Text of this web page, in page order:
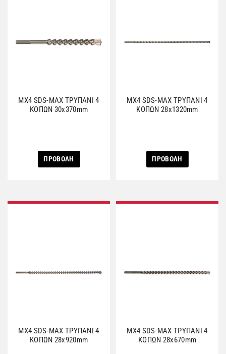
MX4 SDS-MAX ΤΡΥΠΑΝΙ 4
ΚΟΠΩΝ 30x370mm
ΠΡΟΒΟΛΗ
MX4 SDS-MAX ΤΡΥΠΑΝΙ 4
ΚΟΠΩΝ 28x1320mm
ΠΡΟΒΟΛΗ
MX4 SDS-MAX ΤΡΥΠΑΝΙ 4
ΚΟΠΩΝ 28x920mm
MX4 SDS-MAX ΤΡΥΠΑΝΙ 4
ΚΟΠΩΝ 28x670mm